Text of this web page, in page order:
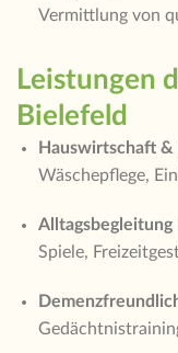
Vermittlung von
Leistungen
Bielefeld
Hauswirtschaft
Wäschepflege,
Spiele,